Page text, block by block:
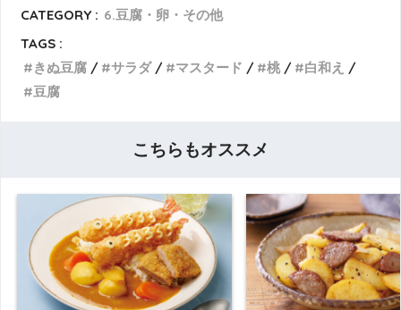
CATEGORY : 6.豆腐・卵・その他
TAGS :
きぬ豆腐
サラダ マスタード 桃
白和え
豆腐
こちらもオススメ